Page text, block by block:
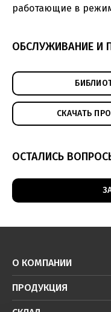
работающие в
Техническое
ОБСЛУЖИВАНИЕ И
СКАЧАТЬ
ОСТАЛИСЬ
О КОМПАНИИ
ПРОДУКЦИЯ